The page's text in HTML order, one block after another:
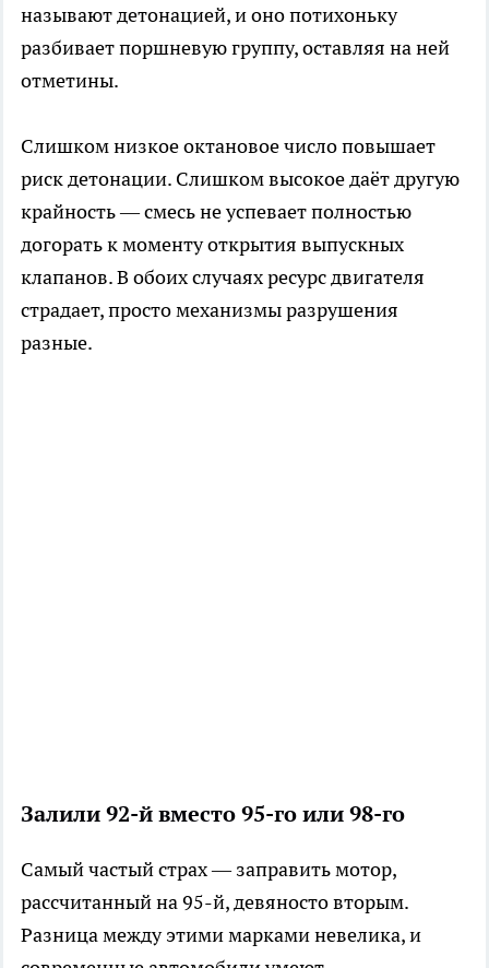
называют детонацией, и оно потихоньку
разбивает поршневую группу, оставляя на ней
отметины.
Слишком низкое октановое число повышает
риск детонации. Слишком высокое даёт другую
крайность — смесь не успевает полностью
догорать к моменту открытия выпускных
клапанов. В обоих случаях ресурс двигателя
страдает, просто механизмы разрушения
разные.
Залили 92-й вместо 95-го или 98-го
Самый частый страх — заправить мотор,
рассчитанный на 95-й, девяносто вторым.
Разница между этими марками невелика, и